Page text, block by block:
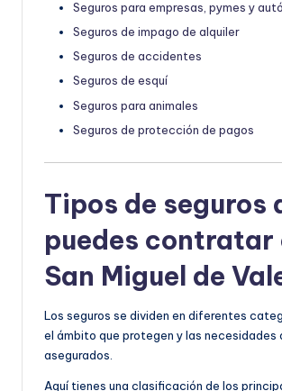
Seguros para empresas, pymes y
Seguros de impago de alquiler
Seguros de accidentes
Seguros de esquí
Seguros para animales
Seguros de protección de pagos
Tipos de seguros
puedes contratar
San Miguel de
Los seguros se dividen en diferentes
el ámbito que protegen y las necesidades
asegurados.
Aquí tienes una clasificación de los